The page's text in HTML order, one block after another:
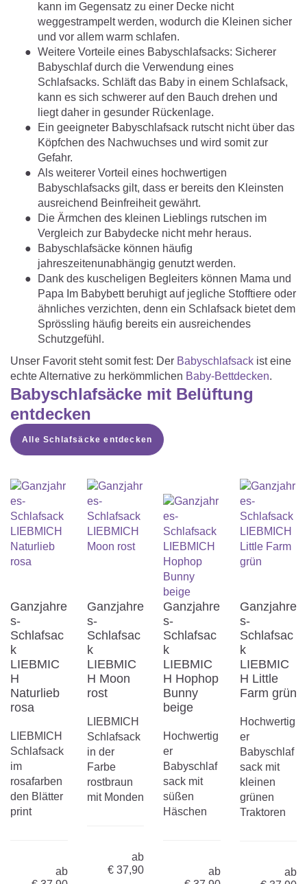
kann im Gegensatz zu einer Decke nicht
weggestrampelt werden, wodurch die Kleinen sicher
und vor allem warm schlafen.
Weitere Vorteile eines Babyschlafsacks: Sicherer
Babyschlaf durch die Verwendung eines
Schlafsacks. Schläft das Baby in einem Schlafsack,
kann es sich schwerer auf den Bauch drehen und
liegt daher in gesunder Rückenlage.
Ein geeigneter Babyschlafsack rutscht nicht über das
Köpfchen des Nachwuchses und wird somit zur
Gefahr.
Als weiterer Vorteil eines hochwertigen
Babyschlafsacks gilt, dass er bereits den Kleinsten
ausreichend Beinfreiheit gewährt.
Die Ärmchen des kleinen Lieblings rutschen im
Vergleich zur Babydecke nicht mehr heraus.
Babyschlafsäcke können häufig
jahreszeitenunabhängig genutzt werden.
Dank des kuscheligen Begleiters können Mama und
Papa Im Babybett beruhigt auf jegliche Stofftiere oder
ähnliches verzichten, denn ein Schlafsack bietet dem
Sprössling häufig bereits ein ausreichendes
Schutzgefühl.
Unser Favorit steht somit fest: Der Babyschlafsack ist eine
echte Alternative zu herkömmlichen Baby-Bettdecken.
Babyschlafsäcke mit Belüftung
entdecken
Alle Schlafsäcke entdecken
Ganzjahre
s-
Schlafsac
k
LIEBMIC
H
Naturlieb
rosa
LIEBMICH
Schlafsack
im
rosafarben
den Blätter
print
ab
Ganzjahre
s-
Schlafsac
k
LIEBMIC
H Moon
rost
LIEBMICH
Schlafsack
in der
Farbe
rostbraun
mit Monden
ab
€ 37,90
Ganzjahre
s-
Schlafsac
k
LIEBMIC
H Hophop
Bunny
beige
Hochwertig
er
Babyschlaf
sack mit
süßen
Häschen
ab
Ganzjahre
s-
Schlafsac
k
LIEBMIC
H Little
Farm grün
Hochwertig
er
Babyschlaf
sack mit
kleinen
grünen
Traktoren
ab